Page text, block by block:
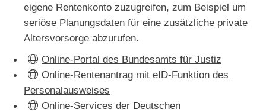
eigene Rentenkonto zuzugreifen, zum Beispiel um
seriöse Planungsdaten für eine zusätzliche private
Altersvorsorge abzurufen.
Online-Portal des Bundesamts für Justiz
Online-Rentenantrag mit eID-Funktion des
Personalausweises
Online-Services der Deutschen